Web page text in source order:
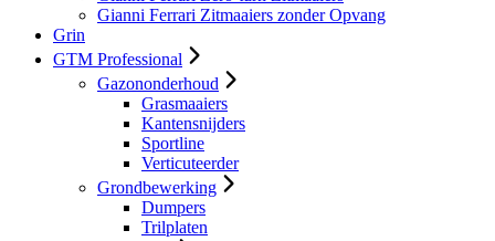
Gianni Ferrari Zitmaaiers zonder Opvang
Grin
GTM Professional
Gazononderhoud
Grasmaaiers
Kantensnijders
Sportline
Verticuteerder
Grondbewerking
Dumpers
Trilplaten